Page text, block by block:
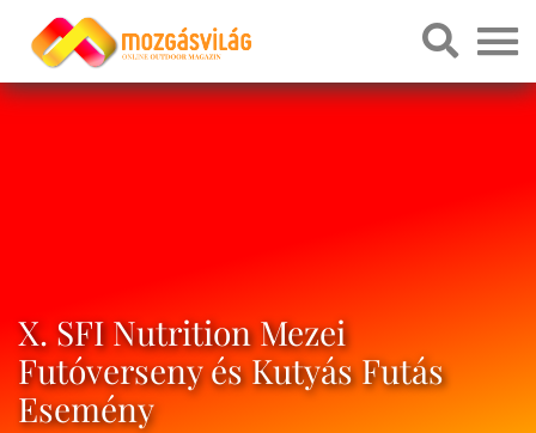
X. SFI Nutrition Mezei
Futóverseny és Kutyás Futás
Esemény